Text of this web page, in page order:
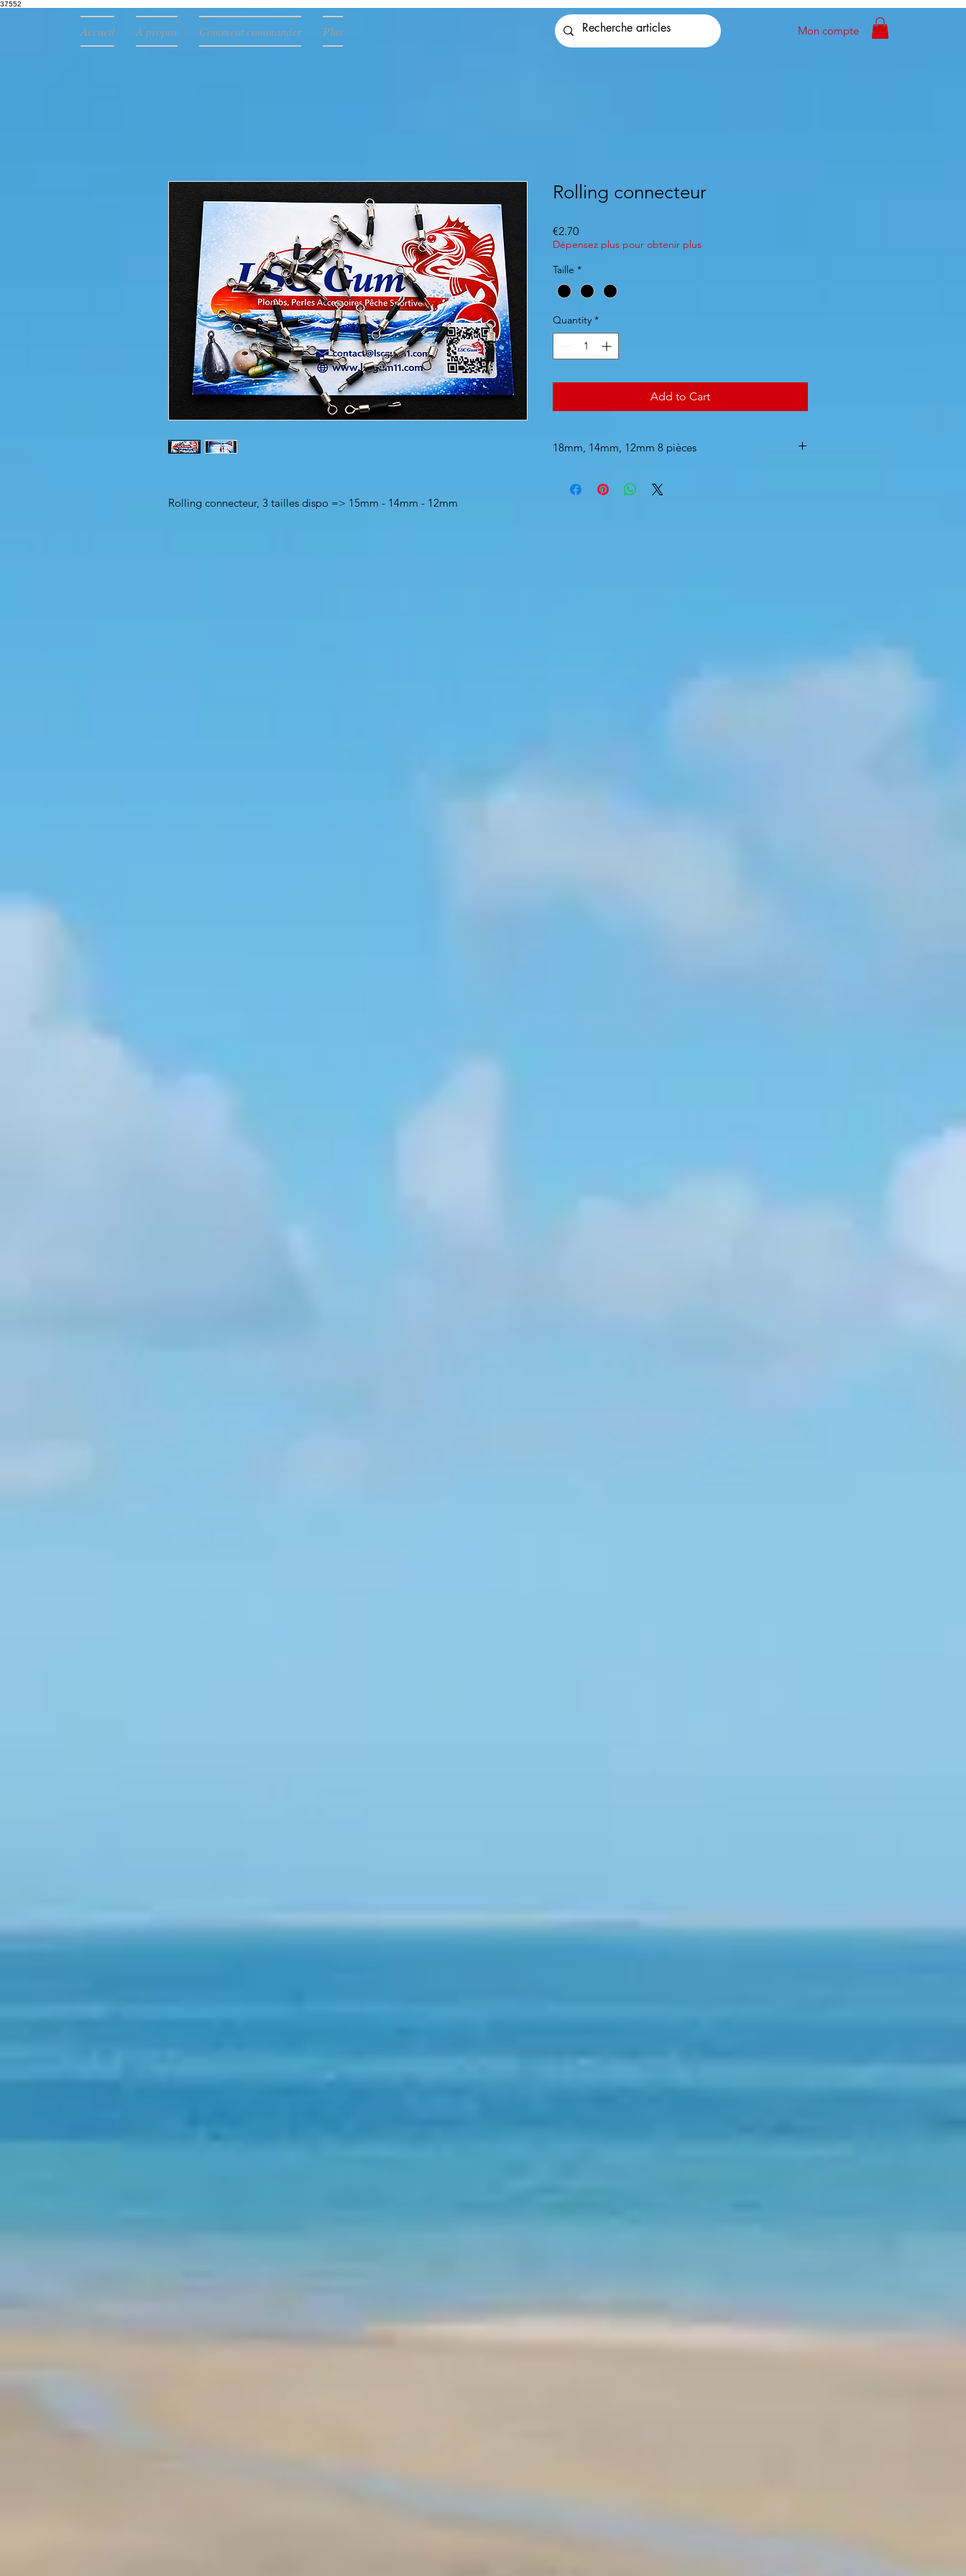
37552
Accueil À propos Comment commander Plus Mon compte
Rolling connecteur, 3 tailles dispo => 15mm - 14mm - 12mm
Rolling connecteur
€2.70Price
Dépensez plus pour obtenir plus
Taille *
Quantity *
Add to Cart
18mm, 14mm, 12mm 8 pièces